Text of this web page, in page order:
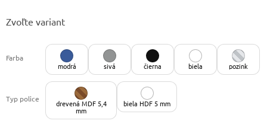
cena:
Zvoľte variant
Farba
modrá
sivá čierna biela pozink
Typ police drevená MDF 5,4
mm
biela HDF 5 mm